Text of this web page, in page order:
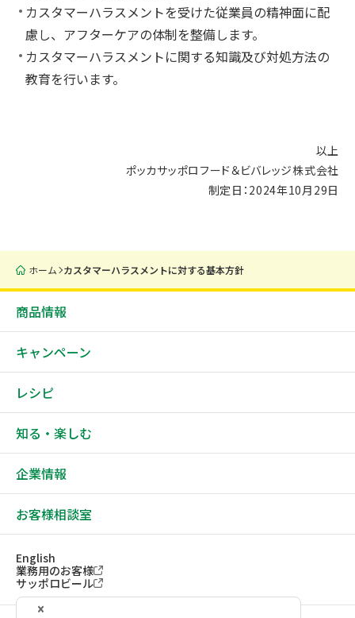
カスタマーハラスメントを受けた従業員の精神面に配
慮し、アフターケアの体制を整備します。
カスタマーハラスメントに関する知識及び対処方法の
教育を行います。
以上
ポッカサッポロフード＆ビバレッジ株式会社
制定日：2024年10月29日
ホーム カスタマーハラスメントに対する基本方針
商品情報
キャンペーン
レシピ
知る・楽しむ
企業情報
お客様相談室
English
業務用のお客様
サッポロビール